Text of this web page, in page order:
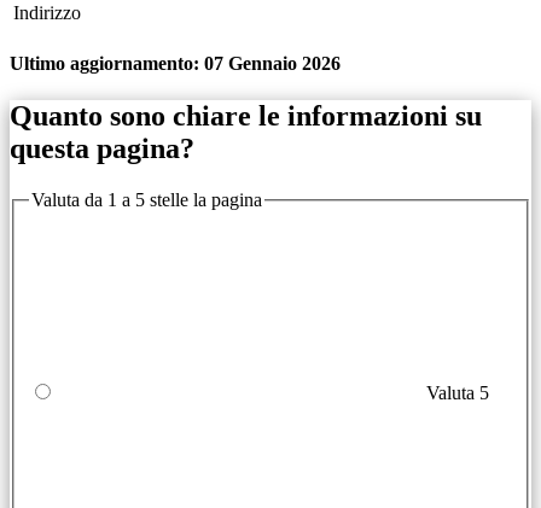
Indirizzo
Ultimo aggiornamento: 07 Gennaio 2026
Quanto sono chiare le informazioni su
questa pagina?
Valuta da 1 a 5 stelle la pagina
Valuta 5